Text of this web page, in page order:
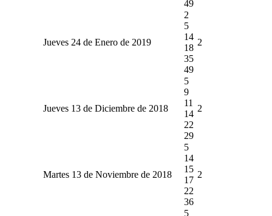
49
Jueves 24 de Enero de 2019
2
5
14
18
35
49
2
Jueves 13 de Diciembre de 2018
5
9
11
14
22
29
2
Martes 13 de Noviembre de 2018
5
14
15
17
22
36
2
5